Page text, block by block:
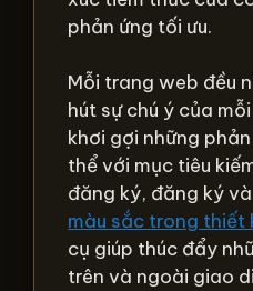
phản ứng tối ưu.
Mỗi trang web đều
hút sự chú ý của
khơi gợi những
thể với mục tiêu
đăng ký, đăng ký
màu sắc trong thiết
cụ giúp thúc đẩy
trên và ngoài giao